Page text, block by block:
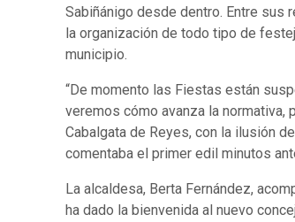
Sabiñánigo desde dentro. Entre sus
la organización de todo tipo de
municipio.
“De momento las Fiestas están
veremos cómo avanza la
Cabalgata de Reyes, con la ilusión
comentaba el primer edil minutos
La alcaldesa, Berta Fernández,
ha dado la bienvenida al nuevo